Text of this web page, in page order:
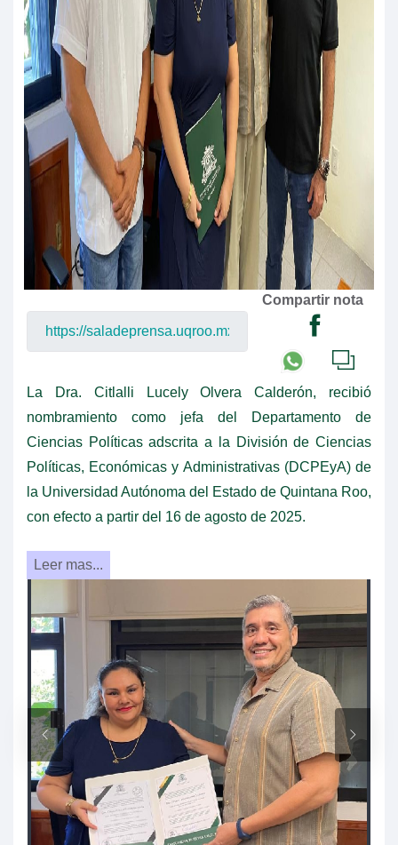
Compartir nota
La Dra. Citlalli Lucely Olvera Calderón, recibió
nombramiento como jefa del Departamento de
Ciencias Políticas adscrita a la División de Ciencias
Políticas, Económicas y Administrativas (DCPEyA) de
la Universidad Autónoma del Estado de Quintana Roo,
con efecto a partir del 16 de agosto de 2025.
Leer mas...